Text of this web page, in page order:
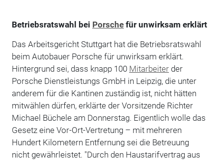
Betriebsratswahl bei Porschefür unwirksam erklärt
Das Arbeitsgericht Stuttgart hat die Betriebsratswahl
beim Autobauer Porsche für unwirksam erklärt.
Hintergrund sei, dass knapp 100 Mitarbeiterder
Porsche Dienstleistungs GmbH in Leipzig, die unter
anderem für die Kantinen zuständig ist, nicht hätten
mitwählen dürfen, erklärte der Vorsitzende Richter
Michael Büchele am Donnerstag. Eigentlich wolle das
Gesetz eine Vor-Ort-Vertretung – mit mehreren
Hundert Kilometern Entfernung sei die Betreuung
nicht gewährleistet. "Durch den Haustarifvertrag aus